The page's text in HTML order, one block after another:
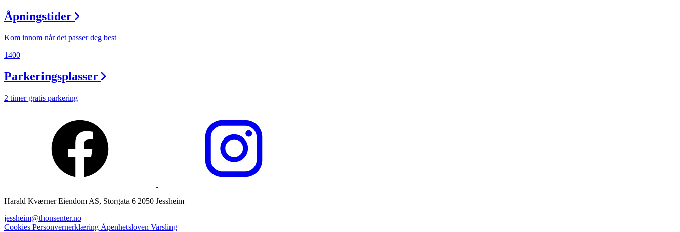
Magasin
Gavekort
Åpningstider
Kom innom når det passer deg best
1400
Parkeringsplasser
2 timer gratis parkering
Harald Kværner Eiendom AS, Storgata 6 2050 Jessheim
jessheim@thonsenter.no
Cookies Personvernerklæring Åpenhetsloven Varsling